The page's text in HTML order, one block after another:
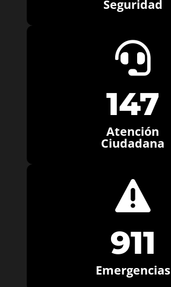
Seguridad

147
Atención
Ciudadana

911
Emergencias